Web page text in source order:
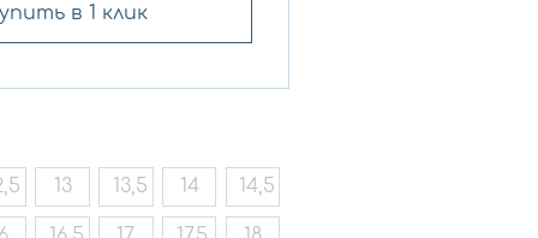
в 1 клик
13 13,5 14 14,5